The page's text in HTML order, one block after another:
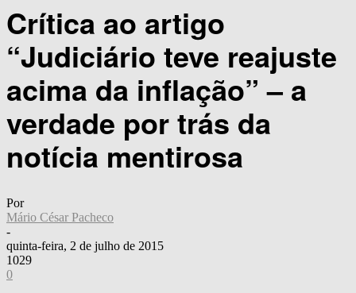
Crítica ao artigo
“Judiciário teve reajuste
acima da inflação” – a
verdade por trás da
notícia mentirosa
Por
Mário César Pacheco
-
quinta-feira, 2 de julho de 2015
1029
0